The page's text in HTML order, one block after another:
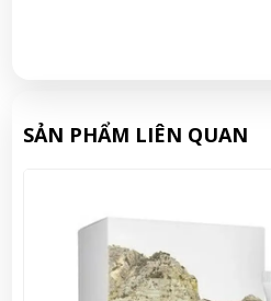
SẢN PHẨM LIÊN QUAN